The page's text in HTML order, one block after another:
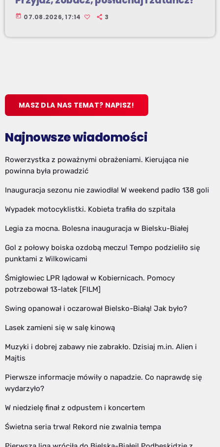
today 07.08.2026, 17:14 3
MASZ DLA NAS TEMAT? NAPISZ!
Najnowsze wiadomości
Rowerzystka z poważnymi obrażeniami. Kierująca nie
powinna była prowadzić
Inauguracja sezonu nie zawiodła! W weekend padło 138 goli
Wypadek motocyklistki. Kobieta trafiła do szpitala
Legia za mocna. Bolesna inauguracja w Bielsku-Białej
Gol z połowy boiska ozdobą meczu! Tempo podzieliło się
punktami z Wilkowicami
Śmigłowiec LPR lądował w Kobiernicach. Pomocy
potrzebował 13-latek [FILM]
Swing opanował i oczarował Bielsko-Białą! Jak było?
Lasek zamieni się w salę kinową
Muzyki i dobrej zabawy nie zabrakło. Dzisiaj m.in. Alien i
Majtis
Pierwsze informacje mówiły o napadzie. Co naprawdę się
wydarzyło?
W niedzielę finał z odpustem i koncertem
Świetna seria trwa! Rekord nie zwalnia tempa